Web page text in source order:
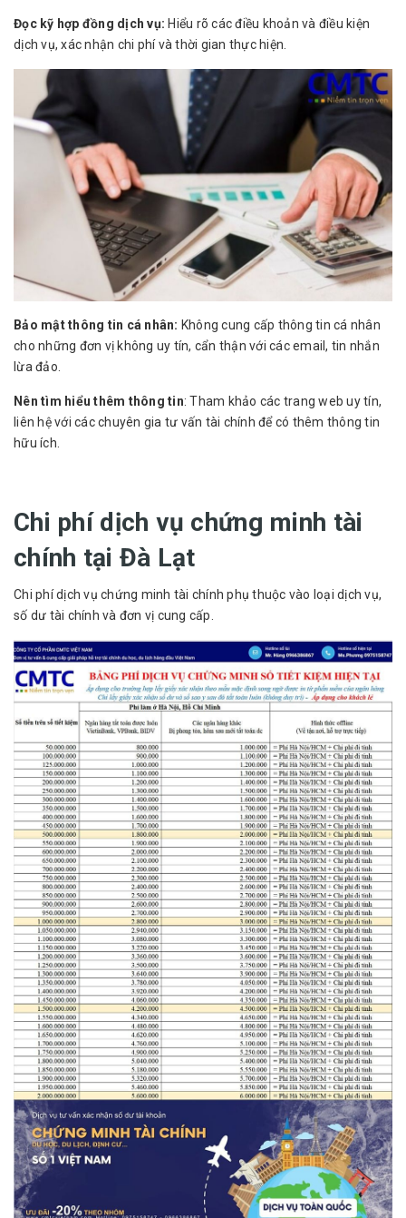
Đọc kỹ hợp đồng dịch vụ: Hiểu rõ các điều khoản và điều kiện
dịch vụ, xác nhận chi phí và thời gian thực hiện.
Bảo mật thông tin cá nhân: Không cung cấp thông tin cá nhân
cho những đơn vị không uy tín, cẩn thận với các email, tin nhắn
lừa đảo.
Nên tìm hiểu thêm thông tin: Tham khảo các trang web uy tín,
liên hệ với các chuyên gia tư vấn tài chính để có thêm thông tin
hữu ích.
Chi phí dịch vụ chứng minh tài
chính tại Đà Lạt
Chi phí dịch vụ chứng minh tài chính phụ thuộc vào loại dịch vụ,
số dư tài chính và đơn vị cung cấp.